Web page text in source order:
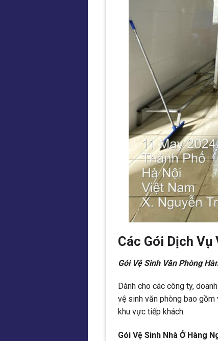
Các Gói Dịch Vụ
Gói Vệ Sinh Văn Phòng
Dành cho các công ty,
vệ sinh văn phòng bao gồm
khu vực tiếp khách.
Gói Vệ Sinh Nhà Ở Hàng